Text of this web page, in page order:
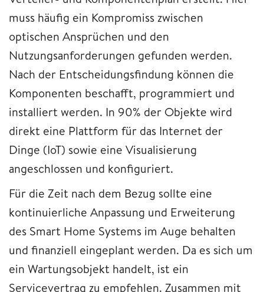
muss häufig ein Kompromiss zwischen
optischen Ansprüchen und den
Nutzungsanforderungen gefunden werden.
Nach der Entscheidungsfindung können die
Komponenten beschafft, programmiert und
installiert werden. In 90% der Objekte wird
direkt eine Plattform für das Internet der
Dinge (IoT) sowie eine Visualisierung
angeschlossen und konfiguriert.
Für die Zeit nach dem Bezug sollte eine
kontinuierliche Anpassung und Erweiterung
des Smart Home Systems im Auge behalten
und finanziell eingeplant werden. Da es sich um
ein Wartungsobjekt handelt, ist ein
Servicevertrag zu empfehlen. Zusammen mit